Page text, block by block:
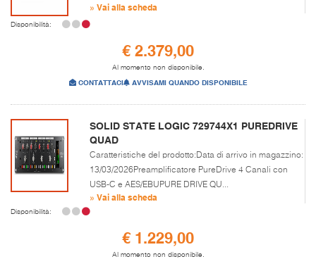
» Vai alla scheda
Disponibilità:
€ 2.379,00
Al momento non disponibile.
CONTATTACI AVVISAMI QUANDO DISPONIBILE
SOLID STATE LOGIC 729744X1 PUREDRIVE
QUAD
Caratteristiche del prodotto:Data di arrivo in magazzino:
13/03/2026Preamplificatore PureDrive 4 Canali con
USB-C e AES/EBUPURE DRIVE QU...
» Vai alla scheda
Disponibilità:
€ 1.229,00
Al momento non disponibile.